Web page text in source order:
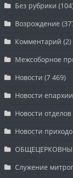
Без рубрики
Возрождение
Комментарий (2)
Межсоборное
Новости (7 469)
Новости епархии
Новости отделов
Новости
Служение